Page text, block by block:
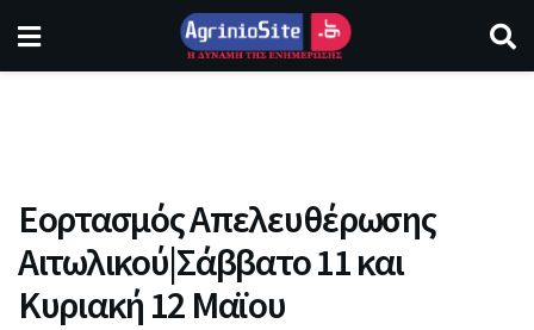
Εορτασμός Απελευθέρωσης
Αιτωλικού|Σάββατο 11 και
Κυριακή 12 Μαϊου